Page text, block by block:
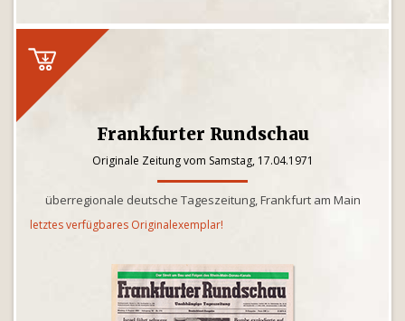
Frankfurter Rundschau
Originale Zeitung vom Samstag, 17.04.1971
überregionale deutsche Tageszeitung, Frankfurt am Main
letztes verfügbares Originalexemplar!